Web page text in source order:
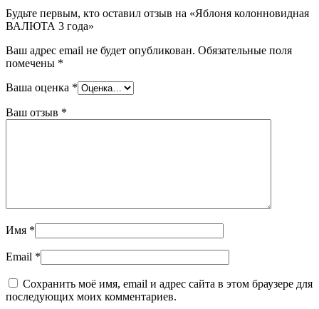
Будьте первым, кто оставил отзыв на «Яблоня колонновидная
ВАЛЮТА 3 года»
Ваш адрес email не будет опубликован. Обязательные поля
помечены *
Ваша оценка *
Ваш отзыв *
Имя *
Email *
Сохранить моё имя, email и адрес сайта в этом браузере для
последующих моих комментариев.